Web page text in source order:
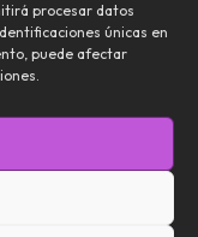
procesar datos
únicas en
puede afectar
EDITORIAL